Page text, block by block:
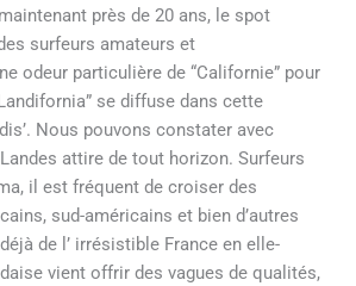
près de 20 ans, le spot
surfeurs amateurs et
odeur particulière de “Californie” pour
se diffuse dans cette
Nous pouvons constater avec
attire de tout horizon. Surfeurs
il est fréquent de croiser des
sud-américains et bien d’autres
de l’ irrésistible France en elle-
vient offrir des vagues de qualités,